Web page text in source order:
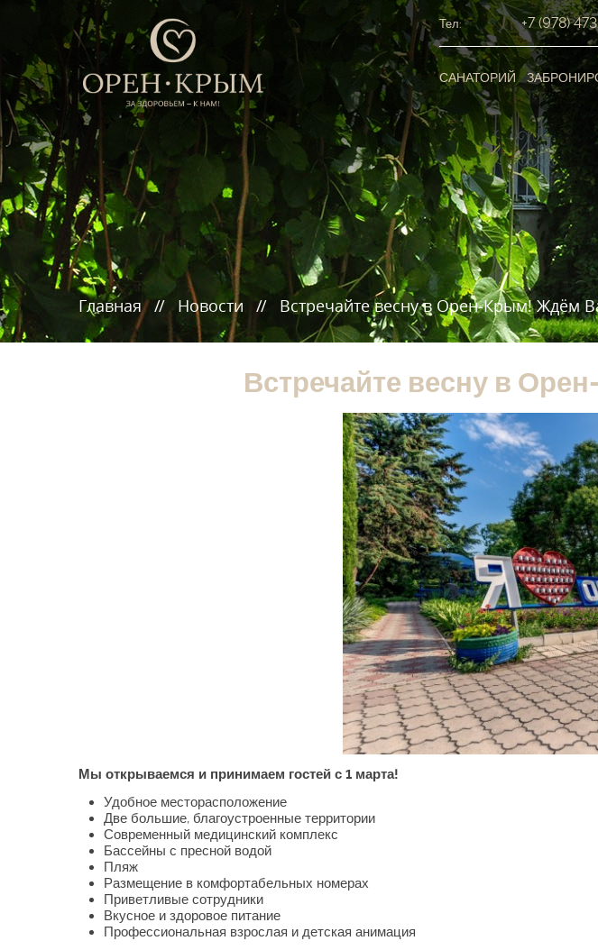
Тел: +7 (978)
САНАТОРИЙ
Главная Новости Встречайте весну в Орен-Крым! Ждём
Встречайте весну в
Мы открываемся и принимаем гостей с 1 марта!
Удобное месторасположение
Две большие, благоустроенные территории
Современный медицинский комплекс
Бассейны с пресной водой
Пляж
Размещение в комфортабельных номерах
Приветливые сотрудники
Вкусное и здоровое питание
Профессиональная взрослая и детская анимация